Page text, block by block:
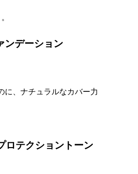
デーション
に、ナチュラルなカバー力
テクショントーン